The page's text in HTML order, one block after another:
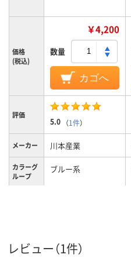
価格
(税込)
￥4,200
数量
カゴへ
評価
5.0 （1件）
メーカー 川本産業
カラーグ
ループ
ブルー系
レビュー（1件）